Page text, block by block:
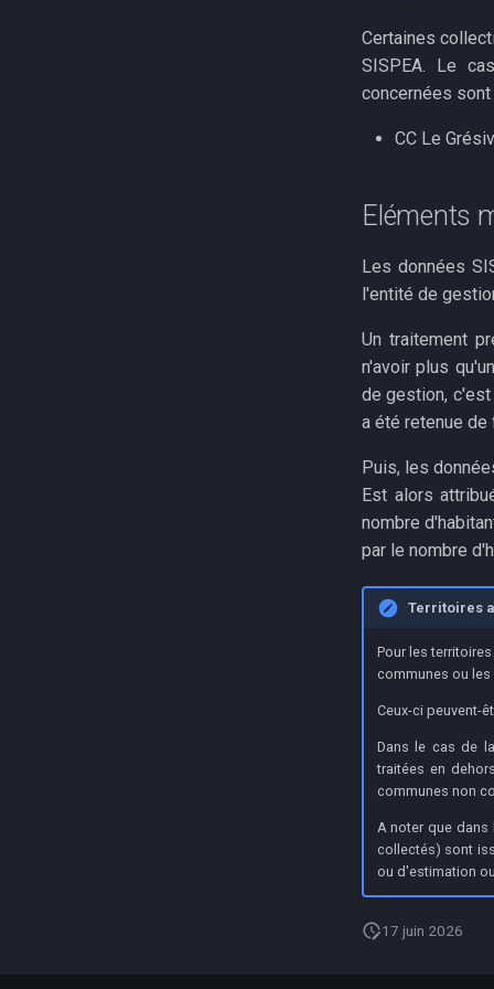
Certaines
SISPEA. Le
concernées
CC Le
Eléments
Les données
l'entité de
Un traitement
n'avoir plus
de gestion,
a été retenue de
Puis, les
Est alors
nombre
par le nombre
Territoires
Pour les
communes ou
Ceux-ci peuvent-
Dans le cas de
traitées en
communes non
A noter que
collectés) sont
ou d'estimation
17 juin 2026